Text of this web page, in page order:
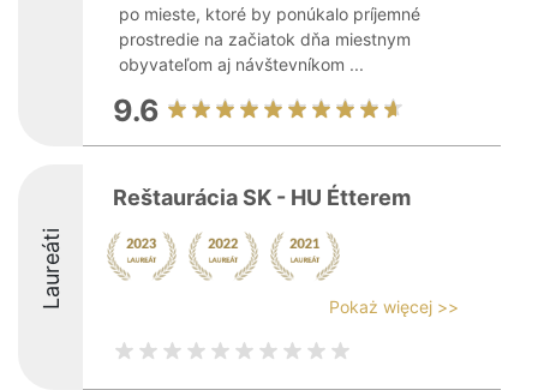
po mieste, ktoré by ponúkalo príjemné
prostredie na začiatok dňa miestnym
obyvateľom aj návštevníkom ...
9.6
Laureáti
Reštaurácia SK - HU Étterem
Pokaż więcej >>